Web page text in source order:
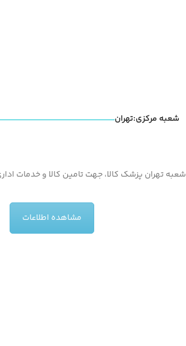
شعبه مرکزی:تهران
شعبه تهران پزشک کالا، جهت تامین کالا و خدمات
مشاهده اطلاعات